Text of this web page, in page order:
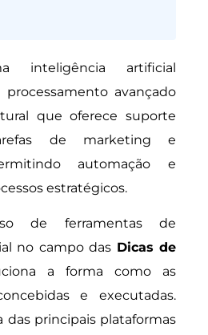
artificial
processamento avançado
que oferece suporte
de marketing e
automação e
estratégicos.
de ferramentas de
no campo das Dicas de
a forma como as
e executadas.
das principais plataformas